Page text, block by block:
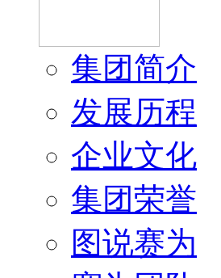
集团简介
发展历程
企业文化
集团荣誉
图说赛为